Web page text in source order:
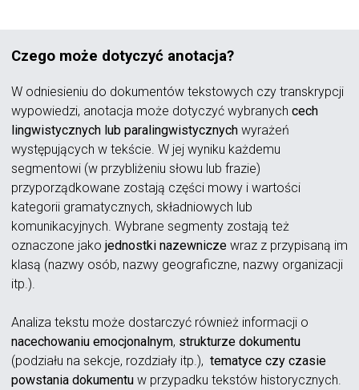
Czego może dotyczyć anotacja?
W odniesieniu do dokumentów tekstowych czy transkrypcji
wypowiedzi, anotacja może dotyczyć wybranych cech
lingwistycznych lub paralingwistycznych wyrażeń
występujących w tekście. W jej wyniku każdemu
segmentowi (w przybliżeniu słowu lub frazie)
przyporządkowane zostają części mowy i wartości
kategorii gramatycznych, składniowych lub
komunikacyjnych. Wybrane segmenty zostają też
oznaczone jako jednostki nazewnicze wraz z przypisaną im
klasą (nazwy osób, nazwy geograficzne, nazwy organizacji
itp.).
Analiza tekstu może dostarczyć również informacji o
nacechowaniu emocjonalnym, strukturze dokumentu
(podziału na sekcje, rozdziały itp.), tematyce czy czasie
powstania dokumentu w przypadku tekstów historycznych.